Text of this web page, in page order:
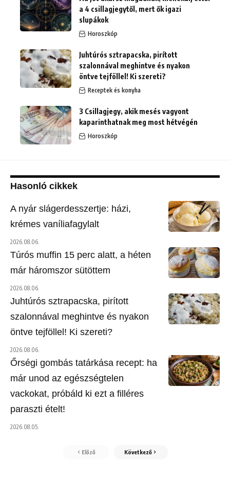
a 4 csillagjegytől, mert ők igazi
slupákok
Horoszkóp
Juhtúrós sztrapacska, pirított
szalonnával meghintve és nyakon
öntve tejföllel! Ki szereti?
Receptek és konyha
3 Csillagjegy, akik mesés vagyont
kaparinthatnak meg most hétvégén
Horoszkóp
Hasonló cikkek
A nyár slágerdesszertje: házi,
krémes vaníliafagylalt
2026.08.06.
Túrós muffin 15 perc alatt, a héten
már háromszor sütöttem
2026.08.06.
Juhtúrós sztrapacska, pirított
szalonnával meghintve és nyakon
öntve tejföllel! Ki szereti?
2026.08.06.
Őrségi gombás tatárkása recept: ha
már unod az egészségtelen
vackokat, próbáld ki ezt a filléres
paraszti ételt!
2026.08.05.
Előző Következő